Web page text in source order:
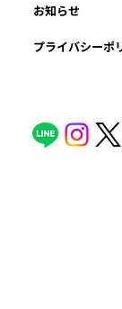
お知らせ